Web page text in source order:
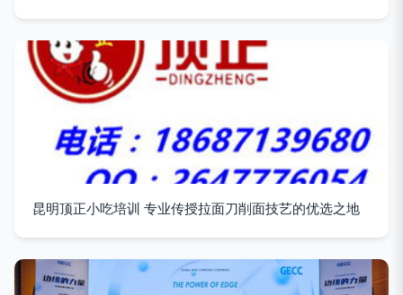
昆明顶正小吃培训 专业传授拉面刀削面技艺的优选之地